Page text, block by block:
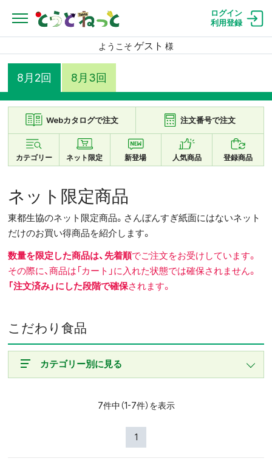
ログイン
利用登録
ようこそ ゲスト 様
8月2回 8月3回
Webカタログで注文 注文番号で注文
カテゴリー ネット限定 新登場 人気商品 登録商品
ネット限定商品
東都生協のネット限定商品。さんぼんすぎ紙面にはないネット
だけのお買い得商品を紹介します。
数量を限定した商品は、先着順でご注文をお受けしています。
その際に、商品は「カート」に入れた状態では確保されません。
「注文済み」にした段階で確保されます。
こだわり食品
カテゴリー別に見る
7件中（1-7件）を表示
1